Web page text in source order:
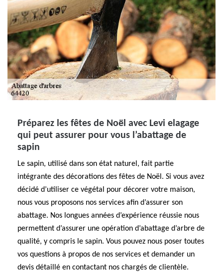
Préparez les fêtes de Noël avec Levi elagage
qui peut assurer pour vous l’abattage de
sapin
Le sapin, utilisé dans son état naturel, fait partie
intégrante des décorations des fêtes de Noël. Si vous avez
décidé d’utiliser ce végétal pour décorer votre maison,
nous vous proposons nos services afin d’assurer son
abattage. Nos longues années d’expérience réussie nous
permettent d’assurer une opération d’abattage d’arbre de
qualité, y compris le sapin. Vous pouvez nous poser toutes
vos questions à propos de nos services et demander un
devis détaillé en contactant nos chargés de clientèle.